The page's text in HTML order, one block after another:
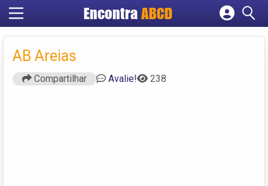
EncontraABCD
Cadastrar empresa
AB Areias
Compartilhar Avalie! 238